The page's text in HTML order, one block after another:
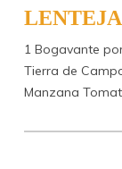
1 Bogavante
Tierra de
Manzana